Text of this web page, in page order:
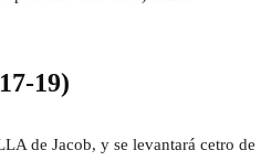
19)
de Jacob, y se levantará cetro de